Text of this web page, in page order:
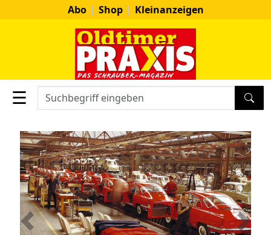
Abo Shop Kleinanzeigen
☰
Previous Next